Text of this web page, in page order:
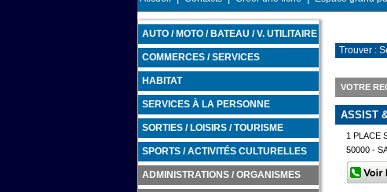
AUTO / MOTO / BATEAU / V. UTILITAIRE
COMMERCES / SERVICES
HABITAT
SERVICES À LA PERSONNE
SORTIES / LOISIRS / TOURISME
SPORTS / ACTIVITÉS CULTURELLES
ADMINISTRATIONS / ORGANISMES
Trouver :
VOTRE
ASSIST
1 PLACE
50000 -